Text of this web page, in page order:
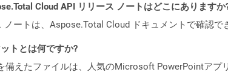
Cloud API リリース ノートはどこにありますか
ノートは、Aspose.Total Cloud ドキュメントで確認で
トとは何ですか?
備えたファイルは、人気のMicrosoft PowerPointア